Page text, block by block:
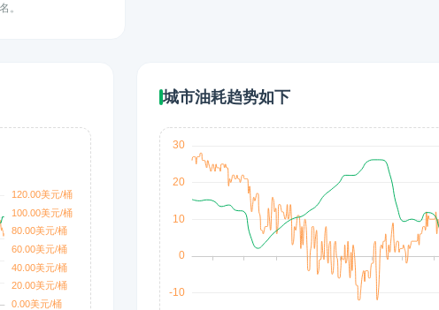
。
城市油耗趋势如下